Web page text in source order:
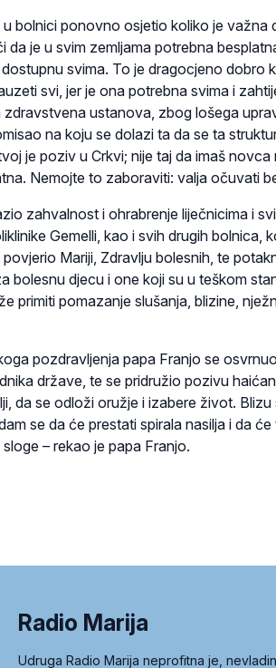
bolnici ponovno osjetio koliko je važna
da je u svim zemljama potrebna
svima. To je dragocjeno dobro
svi, jer je ona potrebna svima i
zdravstvena ustanova, zbog lošega
na koju se dolazi ta da se ta
je poziv u Crkvi; nije taj da imaš novca
Nemojte to zaboraviti: valja očuvati
zahvalnost i ohrabrenje liječnicima i
Gemelli, kao i svih drugih bolnica,
Mariji, Zdravlju bolesnih, te
bolesnu djecu i one koji su u teškom
primiti pomazanje slušanja, blizine,
pozdravljenja papa Franjo se
države, te se pridružio pozivu
da se odloži oružje i izabere život.
se da će prestati spirala nasilja i da
– rekao je papa Franjo.
Radio Marija
Udruga Radio Marija neprofitna je,